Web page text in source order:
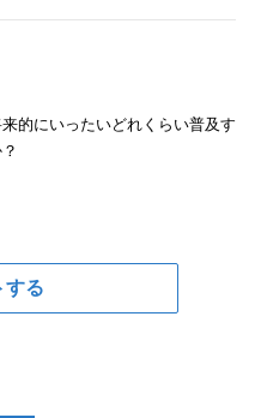
的にいったいどれくらい普及す
する